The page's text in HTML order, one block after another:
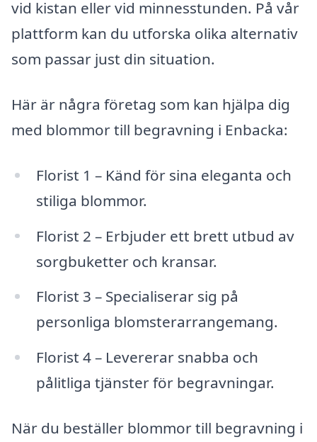
vid kistan eller vid minnesstunden. På vår
plattform kan du utforska olika alternativ
som passar just din situation.
Här är några företag som kan hjälpa dig
med blommor till begravning i Enbacka:
Florist 1 – Känd för sina eleganta och
stiliga blommor.
Florist 2 – Erbjuder ett brett utbud av
sorgbuketter och kransar.
Florist 3 – Specialiserar sig på
personliga blomsterarrangemang.
Florist 4 – Levererar snabba och
pålitliga tjänster för begravningar.
När du beställer blommor till begravning i